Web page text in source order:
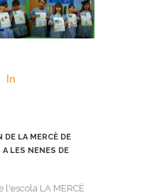
In
DE LA MERCÈ DE
LES NENES DE
l'escola LA MERCÈ